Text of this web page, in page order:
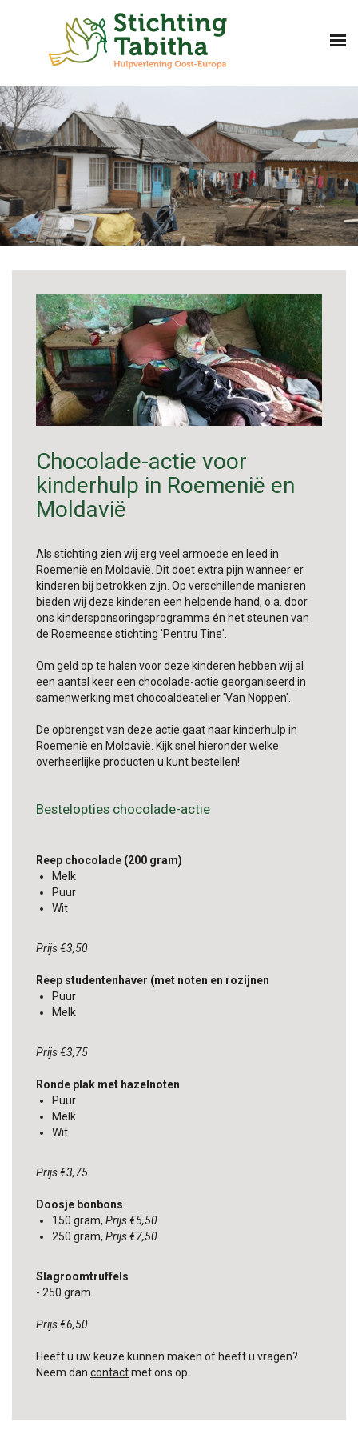
Chocolade-actie voor
kinderhulp in Roemenië en
Moldavië
Als stichting zien wij erg veel armoede en leed in
Roemenië en Moldavië. Dit doet extra pijn wanneer er
kinderen bij betrokken zijn. Op verschillende manieren
bieden wij deze kinderen een helpende hand, o.a. door
ons kindersponsoringsprogramma én het steunen van
de Roemeense stichting 'Pentru Tine'.
Om geld op te halen voor deze kinderen hebben wij al
een aantal keer een chocolade-actie georganiseerd in
samenwerking met chocoaldeatelier 'Van Noppen'.
De opbrengst van deze actie gaat naar kinderhulp in
Roemenië en Moldavië. Kijk snel hieronder welke
overheerlijke producten u kunt bestellen!
Bestelopties chocolade-actie
Reep chocolade (200 gram)
Melk
Puur
Wit
Prijs €3,50
Reep studentenhaver (met noten en rozijnen
Puur
Melk
Prijs €3,75
Ronde plak met hazelnoten
Puur
Melk
Wit
Prijs €3,75
Doosje bonbons
150 gram, Prijs €5,50
250 gram, Prijs €7,50
Slagroomtruffels
- 250 gram
Prijs €6,50
Heeft u uw keuze kunnen maken of heeft u vragen?
Neem dan contactmet ons op.